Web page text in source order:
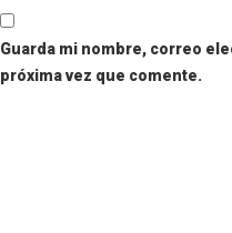
Guarda mi nombre, correo
próxima vez que comente.